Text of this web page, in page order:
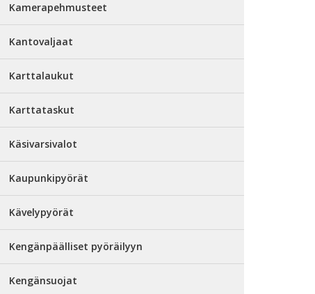
Kamerapehmusteet
Kantovaljaat
Karttalaukut
Karttataskut
Käsivarsivalot
Kaupunkipyörät
Kävelypyörät
Kengänpäälliset pyöräilyyn
Kengänsuojat